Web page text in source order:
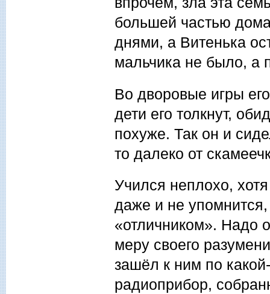
большей частью
днями, а Витенька
мальчика не было, а
Во дворовые игры
дети его толкнут,
похуже. Так он и
то далеко от
Учился неплохо,
даже и не
«отличником». Надо
меру своего
зашёл к ним по
радиоприбор,